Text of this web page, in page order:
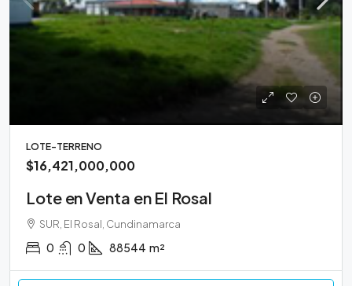
LOTE-TERRENO
$16,421,000,000
Lote en Venta en El Rosal
SUR, El Rosal, Cundinamarca
0 0 88544 m²